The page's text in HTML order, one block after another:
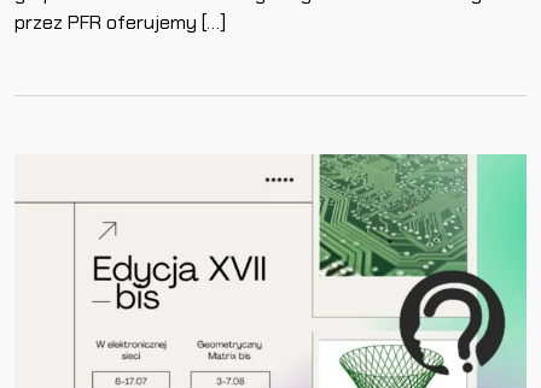
przez PFR oferujemy […]